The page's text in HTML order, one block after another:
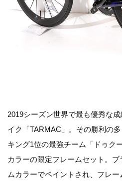
2019シーズン世界で最も優秀な
イク「TARMAC」。その勝利の
キング1位の最強チーム「ドゥク
カラーの限定フレームセット。
ムカラーでペイントされ、フレ